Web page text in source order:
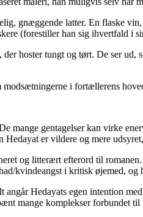
gnæggende latter. En flaske
(forestiller han sig ihvertfald i
hoster tungt og tørt. De ser
i fortællerens
mange gentagelser kan virke
er vildere og mere
og litterært efterord til
kvindeangst i kritisk øjemed, og
Hedayats egen intention
mange komplekser forbundet